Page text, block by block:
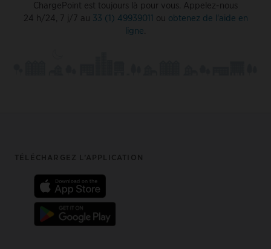
ChargePoint est toujours là pour vous. Appelez-nous
24 h/24, 7 j/7 au 33 (1) 49939011 ou obtenez de l'aide en
ligne.
Footer
TÉLÉCHARGEZ L’APPLICATION